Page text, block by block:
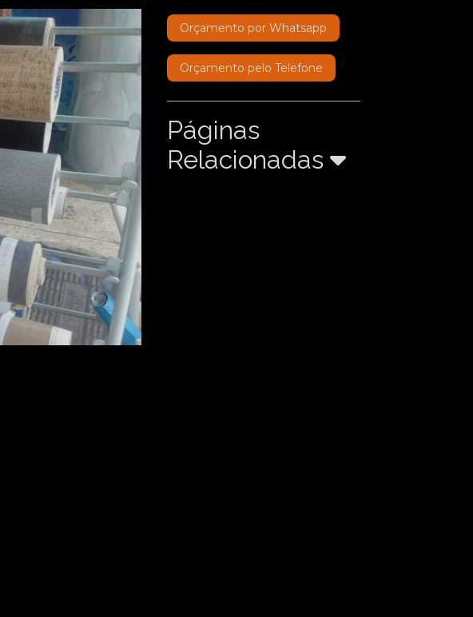
Orçamento por Whatsapp
Orçamento pelo Telefone
Páginas
Relacionadas